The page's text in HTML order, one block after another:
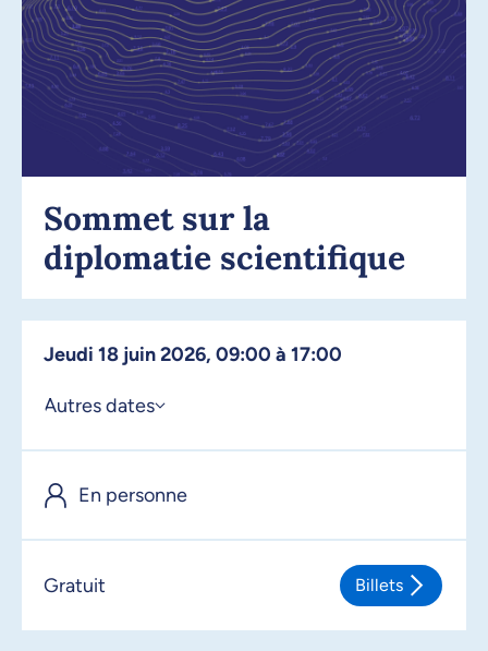
Sommet sur la
diplomatie scientifique
jeudi 18 juin 2026, 09:00 à 17:00
Autres dates
En personne
Gratuit Billets